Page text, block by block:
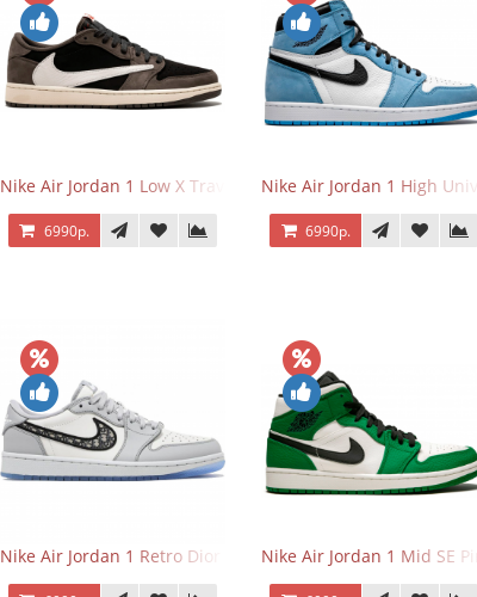
Nike Air Jordan 1 Low X Travis Scott
6990р.
Nike Air Jordan 1 High
6990р.
Nike Air Jordan 1 Retro Dior Low Nike Air Jordan 1 Mid SE